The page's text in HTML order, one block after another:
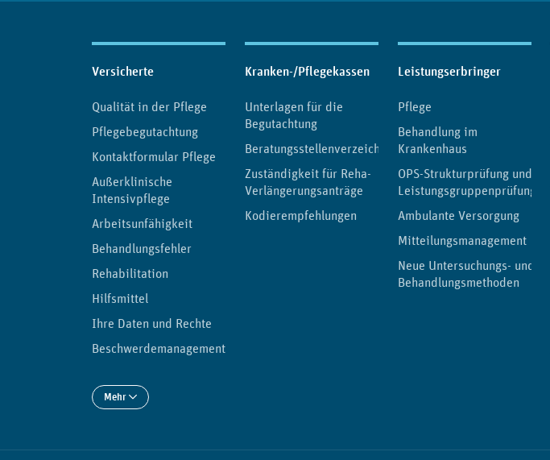
Inhaltsübersicht
Versicherte
Qualität in der Pflege
Pflegebegutachtung
Kontaktformular Pflege
Außerklinische
Intensivpflege
Arbeitsunfähigkeit
Behandlungsfehler
Rehabilitation
Hilfsmittel
Ihre Daten und Rechte
Beschwerdemanagement
Mehr
Kranken-/Pflegekassen
Unterlagen für die
Begutachtung
Beratungsstellenverzeichnis
Zuständigkeit für Reha-
Verlängerungsanträge
Kodierempfehlungen
Leistungserbringer
Pflege
Behandlung im
Krankenhaus
OPS-Strukturprüfung und
Leistungsgruppenprüfungen
Ambulante Versorgung
Mitteilungsmanagement
Neue Untersuchungs- und
Behandlungsmethoden